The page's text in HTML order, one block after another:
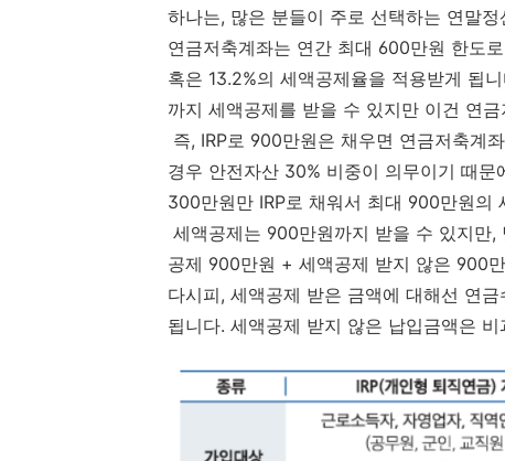
하나는, 많은 분들이 주로 선택하는 연말
연금저축계좌는 연간 최대 600만원 한도
혹은 13.2%의 세액공제율을 적용받게 됩
까지 세액공제를 받을 수 있지만 이건 연
즉, IRP로 900만원은 채우면 연금저축계
경우 안전자산 30% 비중이 의무이기 때
300만원만 IRP로 채워서 최대 900만원의
세액공제는 900만원까지 받을 수 있지만
공제 900만원 + 세액공제 받지 않은 900
다시피, 세액공제 받은 금액에 대해선 연
됩니다. 세액공제 받지 않은 납입금액은